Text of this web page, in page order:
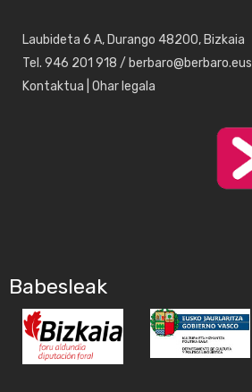
Laubideta 6 A, Durango 48200, Bizkaia
Tel. 946 201 918 / berbaro@berbaro.eus
Kontaktua Ohar legala
Babesleak